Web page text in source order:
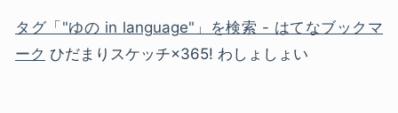
タグ「"ゆの in language"」を検索 - はてなブックマ
ーク ひだまりスケッチ×365! わしょしょい